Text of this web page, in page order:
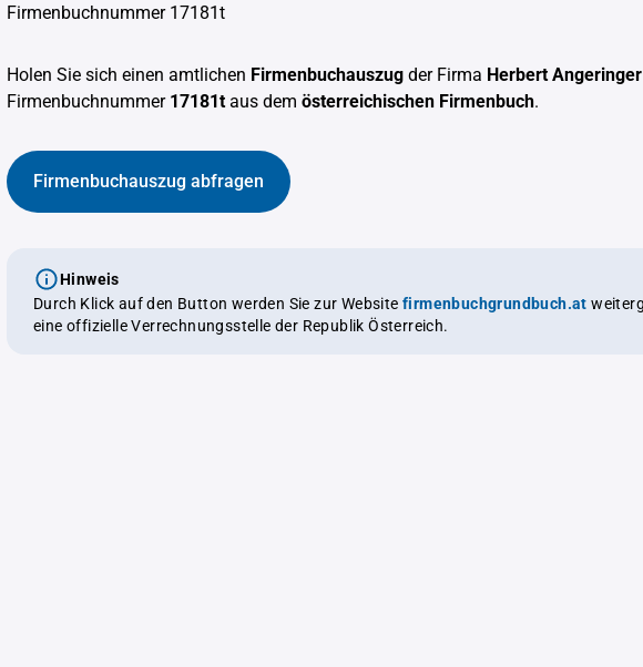
Firmenbuchnummer 17181t
Holen Sie sich einen amtlichen Firmenbuchauszug der Firma Herbert Angeringer
Firmenbuchnummer 17181taus dem österreichischen Firmenbuch.
Firmenbuchauszug abfragen
Hinweis
Durch Klick auf den Button werden Sie zur Website firmenbuchgrundbuch.at weitergeleitet,
eine offizielle Verrechnungsstelle der Republik Österreich.